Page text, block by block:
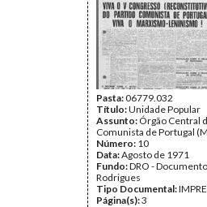
Pasta:06779.032
Título:Unidade Popular
Assunto: Órgão Central
Comunista de Portugal
Número: 10
Data:Agosto de 1971
Fundo:DRO -
Rodrigues
Tipo Documental:
Página(s):3